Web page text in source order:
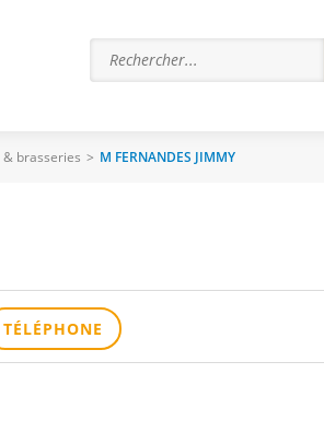
brasseries > M FERNANDES JIMMY
TÉLÉPHONE